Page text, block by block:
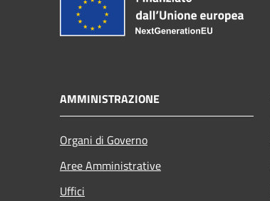
AMMINISTRAZIONE
Organi di Governo
Aree Amministrative
Uffici